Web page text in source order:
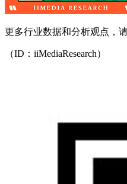
更多行业数据和分析观点，
（ID：iiMediaResearch）